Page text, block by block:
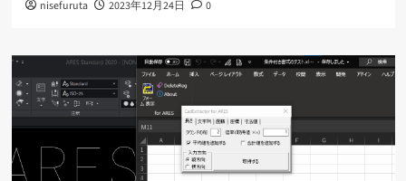
nisefuruta 2023年12月24日 0